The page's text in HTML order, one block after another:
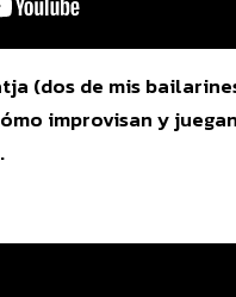
(dos de mis
improvisan y